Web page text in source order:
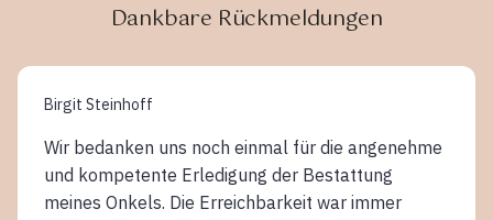
Dankbare Rückmeldungen
Birgit Steinhoff
Wir bedanken uns noch einmal für die angenehme
und kompetente Erledigung der Bestattung
meines Onkels. Die Erreichbarkeit war immer